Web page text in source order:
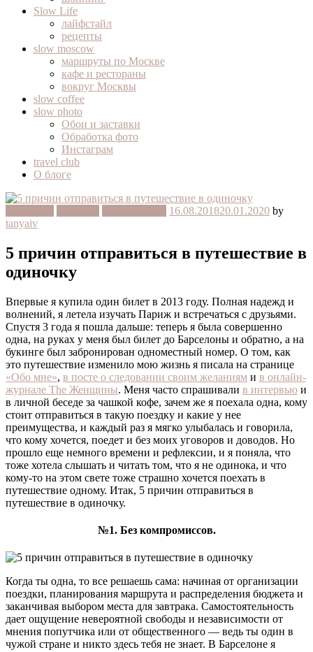
Slow Life
лайфстайл
рецепты
slow moscow
маршруты по Москве
кафе и рестораны
вокруг Москвы
slow coffee
slow photo
Обои и заставки
Обработка фото
Инстаграм
travel club
О блоге
16.08.201820.01.2020 by
tanyaiv
5 причин отправиться в путешествие в
одиночку
Впервые я купила один билет в 2013 году. Полная надежд и
волнений, я летела изучать Париж и встречаться с друзьями.
Спустя 3 года я пошла дальше: теперь я была совершенно
одна, на руках у меня был билет до Барселоны и обратно, а на
букинге был забронирован одноместный номер. О том, как
это путешествие изменило мою жизнь я писала на странице
«Обо мне», в посте о следовании своим желаниям и в онлайн-
журнале The Женщины. Меня часто спрашивали в интервью и
в личной беседе за чашкой кофе, зачем же я поехала одна, кому
стоит отправиться в такую поездку и какие у нее
преимущества, и каждый раз я мягко улыбалась и говорила,
что кому хочется, поедет и без моих уговоров и доводов. Но
прошло еще немного времени и рефлексии, и я поняла, что
тоже хотела слышать и читать том, что я не одинока, и что
кому-то на этом свете тоже страшно хочется поехать в
путешествие одному. Итак, 5 причин отправиться в
путешествие в одиночку.
№1. Без компромиссов.
Когда ты одна, то все решаешь сама: начиная от организации
поездки, планирования маршрута и распределения бюджета и
заканчивая выбором места для завтрака. Самостоятельность
дает ощущение невероятной свободы и независимости от
мнения попутчика или от общественного — ведь ты один в
чужой стране и никто здесь тебя не знает. В Барселоне я